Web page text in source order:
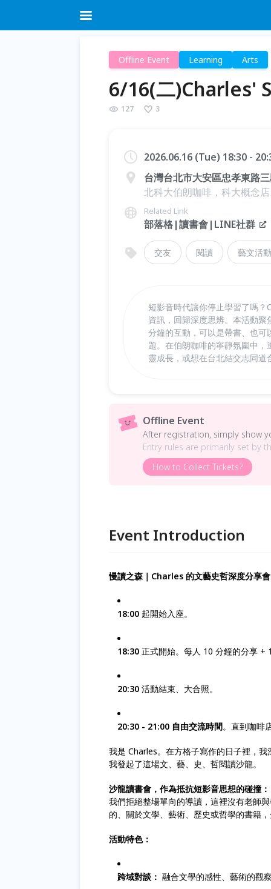
Offline Event Learning Arts
6/16(二)Charles'
127 3
2026.06.16 (Tue) 18:30 -
台灣台北市大安區忠孝東路
北科大伯朗咖啡，科大概念
Related Link
部落格|讀書會|LINE社群
交友 閱讀 藝文活動
短影音時代讓你停止學習了嗎
資訊，回歸深度思辨。本活動
分鐘的互動，可以是帶書、也
題。在伯朗咖啡的寧靜氛圍中
靈成長，或想在台北結交志同
Offline Event
After registration, simply show
Entry rules are primarily set by
How to Collect Tickets?
Event Introduction
慢讀之森｜Charles 的文藝史哲深度分享會
18:00 起開始入座。
18:30 正式開始。每人 10 分鐘的分享 +
20:30 活動結束、大合照。
20:30 - 21:00 自由交流時間。直到咖啡
我是 Charles。在方格子寫作的日子裡，
我發起了這場文、藝、史、哲閱讀沙龍。
沙龍讀書會，作為抵抗短影音思想的碰撞：
我們拒絕整場單向的導讀，這裡沒有老師
的、關於文學、藝術、歷史或哲學的書籍
活動特色：
跨域對談： 融合文學的感性、藝術的觀